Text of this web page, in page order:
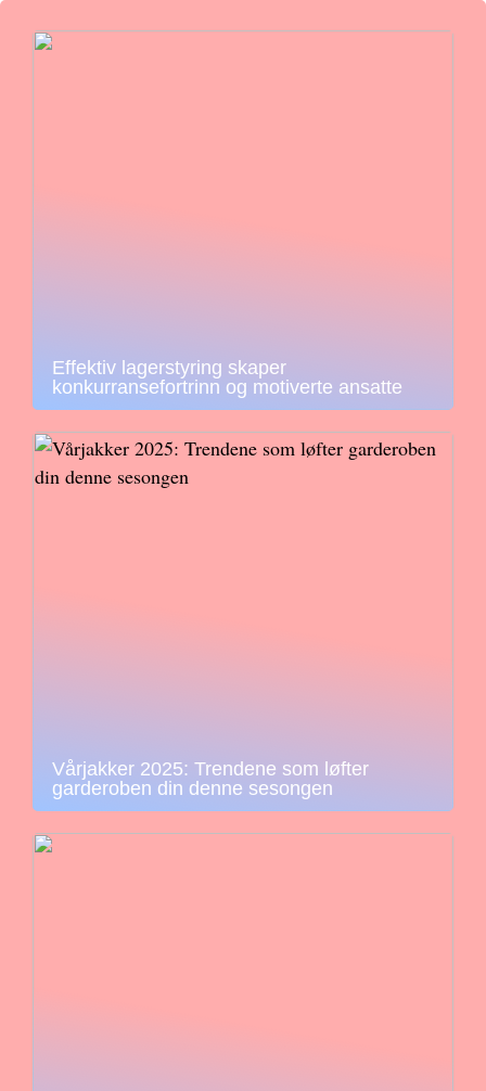
Effektiv lagerstyring skaper
konkurransefortrinn og motiverte ansatte
Vårjakker 2025: Trendene som løfter
garderoben din denne sesongen